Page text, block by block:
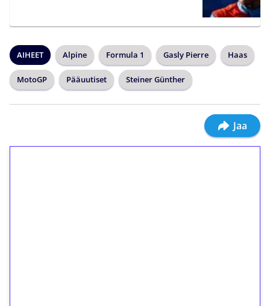
AIHEET Alpine Formula 1 Gasly Pierre Haas
MotoGP Pääuutiset Steiner Günther
Jaa